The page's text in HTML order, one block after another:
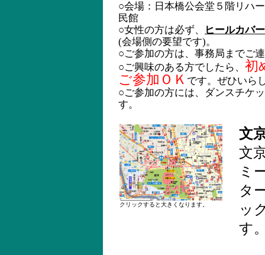
○会場：日本橋公会堂５階リハ
民館
○女性の方は必ず、
ヒールカバー
(会場側の要望です)。
○ご参加の方は、事務局までご
○ご興味のある方でしたら、 初
ご参加ＯＫ です。ぜひいら
○ご参加の方には、ダンスチケ
す。
クリックすると大きくなります。
文
文
ミ
タ
ッ
す